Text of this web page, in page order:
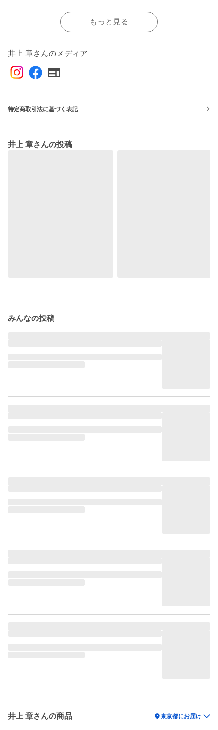
もっと見る
井上 章さんのメディア
特定商取引法に基づく表記
井上 章さんの投稿
みんなの投稿
井上 章さんの商品 location_on東京都にお届け